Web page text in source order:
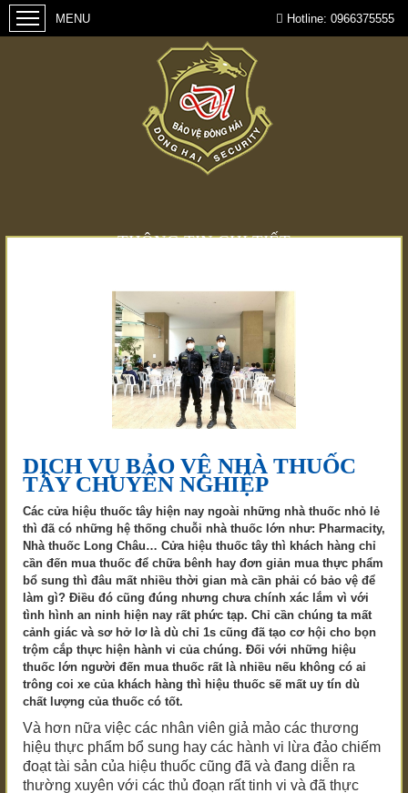
Hotline: 0966375555
THÔNG TIN CHI TIẾT
DỊCH VỤ BẢO VỆ NHÀ THUỐC
TÂY CHUYÊN NGHIỆP
Các cửa hiệu thuốc tây hiện nay ngoài những nhà thuốc nhỏ lẻ
thì đã có những hệ thống chuỗi nhà thuốc lớn như: Pharmacity,
Nhà thuốc Long Châu… Cửa hiệu thuốc tây thì khách hàng chỉ
cần đến mua thuốc để chữa bênh hay đơn giản mua thực phẩm
bổ sung thì đâu mất nhiều thời gian mà cần phải có bảo vệ để
làm gì? Điều đó cũng đúng nhưng chưa chính xác lắm vì với
tình hình an ninh hiện nay rất phức tạp. Chỉ cần chúng ta mất
cảnh giác và sơ hở lơ là dù chỉ 1s cũng đã tạo cơ hội cho bọn
trộm cắp thực hiện hành vi của chúng. Đối với những hiệu
thuốc lớn người đến mua thuốc rất là nhiều nếu không có ai
trông coi xe của khách hàng thì hiệu thuốc sẽ mất uy tín dù
chất lượng của thuốc có tốt.
Và hơn nữa việc các nhân viên giả mảo các thương
hiệu thực phẩm bổ sung hay các hành vi lừa đảo chiếm
đoạt tài sản của hiệu thuốc cũng đã và đang diễn ra
thường xuyên với các thủ đoạn rất tinh vi và đã thực